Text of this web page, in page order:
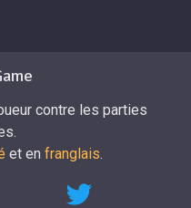
contre les parties
et en franglais.